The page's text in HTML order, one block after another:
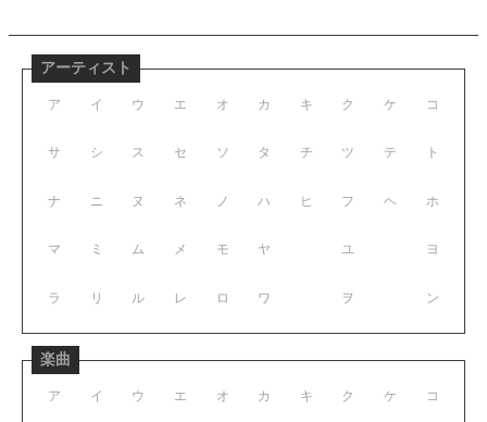
アーティスト
ア イ ウ エ オ
サ シ ス セ ソ
ナ ニ ヌ ネ ノ
マ ミ ム メ モ
ラ リ ル レ ロ
カ キ ク ケ コ
タ チ ツ テ ト
ハ ヒ フ ヘ ホ
ヤ ユ ヨ
ワ ヲ ン
楽曲
ア イ ウ エ オ カ キ ク ケ コ